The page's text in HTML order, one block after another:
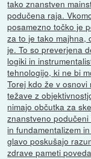
tako znanstven
podučena raja.
posamezno točko je
za to je tako majhna,
je. To so preverjena
logiki in
tehnologijo, ki ne bi
Torej kdo že v
težave z
nimajo občutka za
znanstveno
in fundamentalizem
glavo poskušajo
zdrave pameti